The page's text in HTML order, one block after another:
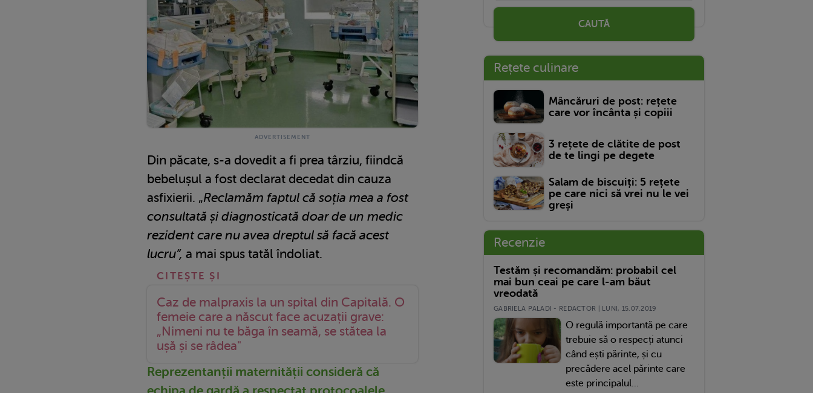
Din păcate, s-a dovedit a fi prea târziu, fiindcă
bebelușul a fost declarat decedat din cauza
asfixierii. „Reclamăm faptul că soția mea a fost
consultată și diagnosticată doar de un medic
rezident care nu avea dreptul să facă acest
lucru”, a mai spus tatăl îndoliat.
Caz de malpraxis la un spital din Capitală. O
femeie care a născut face acuzații grave:
„Nimeni nu te băga în seamă, se stătea la
ușă și se râdea"
Reprezentanții maternității consideră că
CAUTĂ
Rețete culinare
Mâncăruri de post: rețete
care vor încânta și copiii
3 rețete de clătite de post
de te lingi pe degete
Salam de biscuiți: 5 rețete
pe care nici să vrei nu le vei
greși
Recenzie
Testăm și recomandăm: probabil cel
mai bun ceai pe care l-am băut
vreodată
GABRIELA PALADI - REDACTOR | LUNI, 15.07.2019
O regulă importantă pe care
trebuie să o respecți atunci
când ești părinte, și cu
precădere acel părinte care
este principalul...